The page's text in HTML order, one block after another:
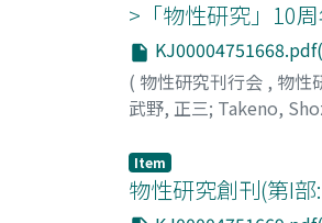
>「物性研究」10
( 物性研究刊行会 , 物性
武野, 正三; Takeno,
Item
物性研究創刊(第I